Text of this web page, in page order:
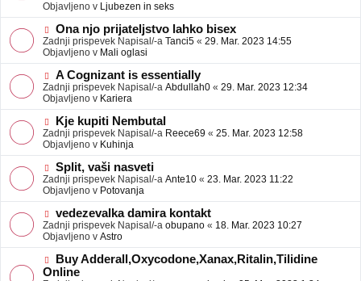
v
e
e
o
b
j
a
v
Objavljeno v Ljubezen in seks
N
o
v
e
o
b
j
a
v
e
Ona njo prijateljstvo lahko bisex
Zadnji prispevek Napisal/-a Tanci5 « 29. Mar. 2023 14:55
Objavljeno v Mali oglasi
N
o
v
e
o
b
j
a
v
e
A Cognizant is essentially
Zadnji prispevek Napisal/-a Abdullah0 « 29. Mar. 2023 12:34
Objavljeno v Kariera
N
o
v
e
o
b
j
a
v
e
Kje kupiti Nembutal
Zadnji prispevek Napisal/-a Reece69 « 25. Mar. 2023 12:58
Objavljeno v Kuhinja
N
o
v
e
o
b
j
a
v
e
Split, vaši nasveti
Zadnji prispevek Napisal/-a Ante10 « 23. Mar. 2023 11:22
Objavljeno v Potovanja
N
o
v
e
o
b
vedezevalka damira kontakt
Zadnji prispevek Napisal/-a obupano « 18. Mar. 2023 10:27
Objavljeno v Astro
N
o
Buy Adderall,Oxycodone,Xanax,Ritalin,Tilidine
Online